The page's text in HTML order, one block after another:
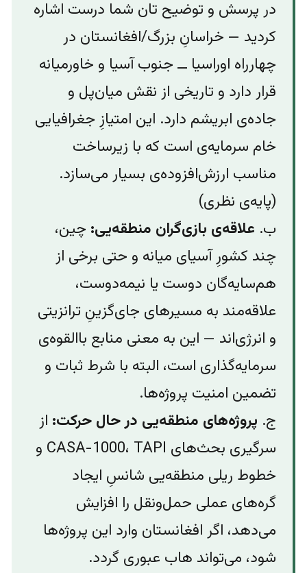
در پرسش و‌ توضیح تان شما درست اشاره
کردید — خراسانِ بزرگ/افغانستان در
چهارراه اوراسیا ــ جنوب آسیا و خاورمیانه
قرار دارد و تاریخی از نقش میان‌پل و
جاده‌ی ابریشم دارد. این امتیازِ جغرافیایی
خام سرمایه‌‌ی است که با زیرساخت
مناسب ارزش‌افزوده‌ی بسیار می‌سازد.
(پایه‌ی نظری)
ب. علاقه‌ی بازی‌گران منطقه‌‌یی: چین،
چند کشورِ آسیای میانه و حتی برخی از
هم‌سایه‌گان دوست یا نیمه‌دوست،
علاقه‌مند به مسیرهای جای‌گزینِ ترانزیتی
و انرژی‌اند — این به معنی منابع باالقوه‌ی
سرمایه‌گذاری است، البته با شرط ثبات و
تضمین امنیت پروژه‌ها.
ج. پروژه‌های منطقه‌‌یی در حال حرکت: از
سرگیری بحث‌های CASA-1000، TAPI و
خطوط ریلی منطقه‌یی شانسِ ایجاد
گره‌های عملی حمل‌ونقل را افزایش
می‌دهد، اگر افغانستان وارد این پروژه‌ها
شود، می‌تواند هاب عبوری گردد.